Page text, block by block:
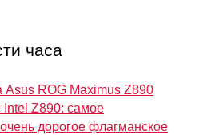
часа
Asus ROG Maximus Z890
Intel Z890: самое
дорогое флагманское